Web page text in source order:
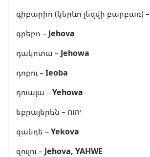
գիբարիո (կերևո լեզվի բարբառ) –
գրեբո – Jehova
դակոտա – Jehowa
դոբու –Ieoba
դուալա –Yehowa
եբրայերեն – יהוה
զանդե –Yekova
զուլու – Jehova, YAHWE